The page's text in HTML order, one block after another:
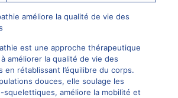
améliore la qualité de vie des
est une approche thérapeutique
améliorer la qualité de vie des
en rétablissant l’équilibre du corps.
douces, elle soulage les
squelettiques, améliore la mobilité et